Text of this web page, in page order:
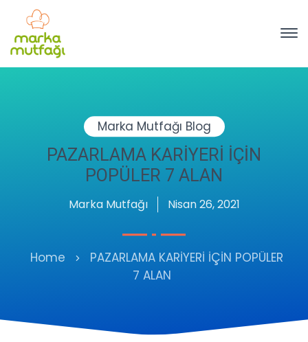
Marka Mutfağı Blog
PAZARLAMA KARİYERİ İÇİN
POPÜLER 7 ALAN
Marka Mutfağı Nisan 26, 2021
Home
PAZARLAMA KARİYERİ İÇİN POPÜLER
7 ALAN